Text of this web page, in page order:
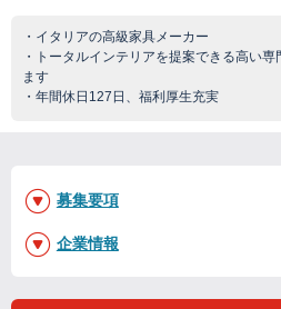
・イタリアの高級家具メーカー
・トータルインテリアを提案できる高い専
ます
・年間休日127日、福利厚生充実
募集要項
企業情報